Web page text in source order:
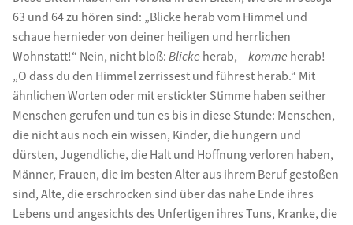
63 und 64 zu hören sind: „Blicke herab vom Himmel und
schaue hernieder von deiner heiligen und herrlichen
Wohnstatt!“ Nein, nicht bloß:Blicke herab, –komme herab!
„O dass du den Himmel zerrissest und führest herab.“ Mit
ähnlichen Worten oder mit erstickter Stimme haben seither
Menschen gerufen und tun es bis in diese Stunde: Menschen,
die nicht aus noch ein wissen, Kinder, die hungern und
dürsten, Jugendliche, die Halt und Hoffnung verloren haben,
Männer, Frauen, die im besten Alter aus ihrem Beruf gestoßen
sind, Alte, die erschrocken sind über das nahe Ende ihres
Lebens und angesichts des Unfertigen ihres Tuns, Kranke, die